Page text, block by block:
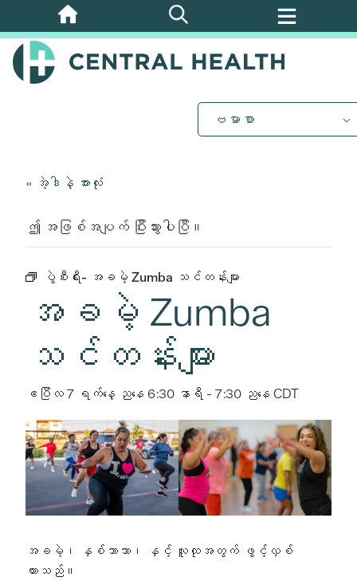
အဓိက
အကြောင်းအရာ
သို့
ဗမာစာ
« အဲ့ဒါနဲ့ အားလုံး
ဤ အဖြစ်အပျက် ပြီးသွားပါပြီ။
ပွဲစီးရီး- အခမဲ့ Zumba သင်တန်းများ
အခမဲ့ Zumba
သင်တန်းများ
ဧပြီလ 7 ရက်နေ့ ညနေ 6:30 နာရီ - 7:30 ညနေ CDT
အခမဲ့၊ နှစ်ဘာသာ၊ နှင့် လူထုအတွက် ဖွင့်လှစ်
ထားသည်။